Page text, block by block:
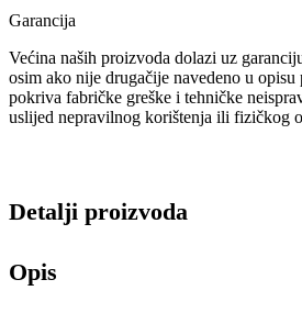
Garancija
Većina naših proizvoda dolazi uz
osim ako nije drugačije navedeno u
pokriva fabričke greške i tehničke
uslijed nepravilnog korištenja ili fizičkog
Detalji proizvoda
Opis